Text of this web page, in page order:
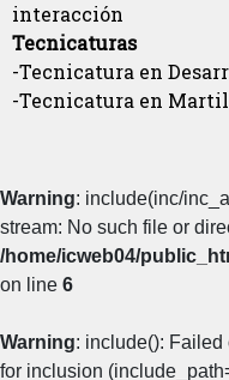
interacción
Tecnicaturas
-Tecnicatura en
-Tecnicatura en
Warning: include(inc/
stream: No such file or
/home/icweb04/
on line 6
Warning: include():
for inclusion